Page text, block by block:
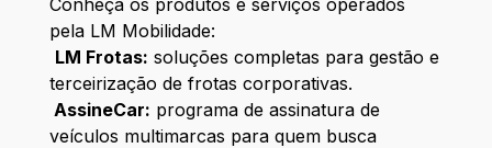
pela LM Mobilidade:
LM Frotas: soluções completas para gestão e
terceirização de frotas corporativas.
AssineCar: programa de assinatura de
veículos multimarcas para quem busca